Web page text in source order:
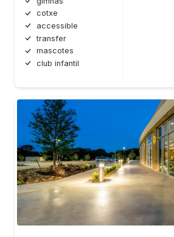
cotxe
accessible
transfer
mascotes
club infantil